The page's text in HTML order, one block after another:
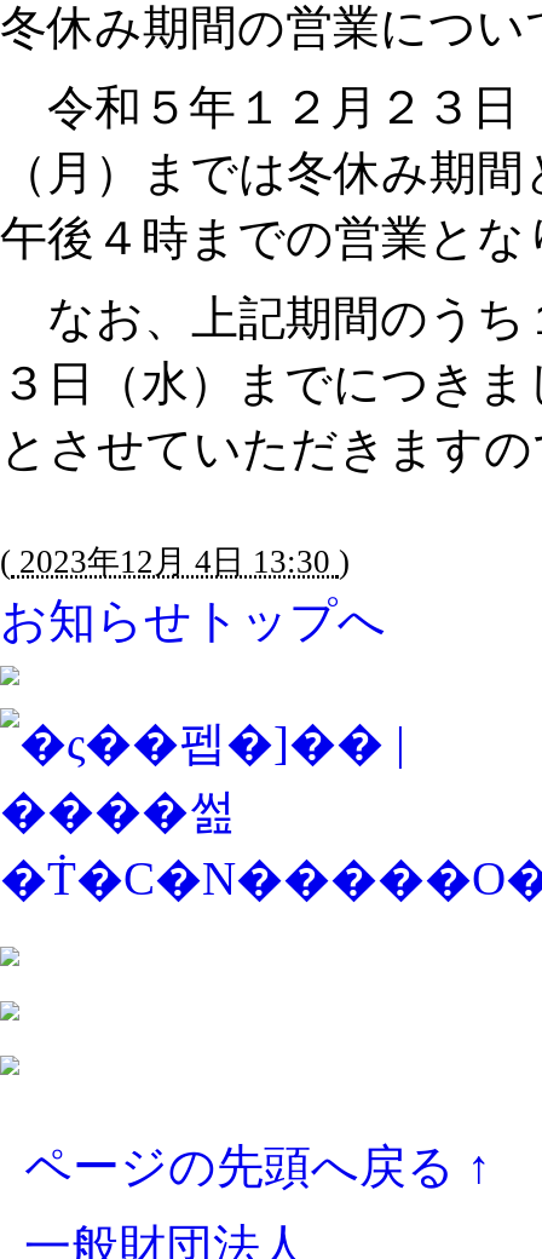
冬休み期間の営業につい
令和５年１２月２３日
（月）までは冬休み期
午後４時までの営業とな
なお、上記期間のうち
３日（水）までにつき
とさせていただきます
( 2023年12月 4日 13:30 )
お知らせトップへ
ページの先頭へ戻る ↑
一般財団法人